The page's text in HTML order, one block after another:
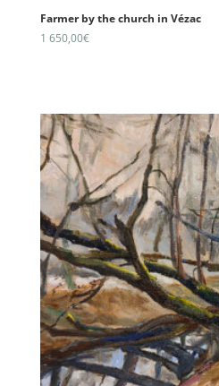
Farmer by the church in Vézac
1 650,00€